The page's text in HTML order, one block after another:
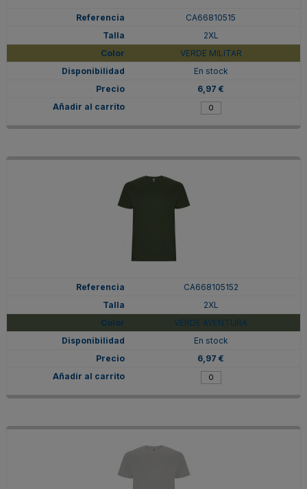
CA66810515
2XL
VERDE MILITAR
En stock
6,97 €
CA668105152
2XL
VERDE AVENTURA
En stock
6,97 €